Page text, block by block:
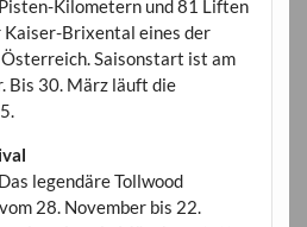
Kilometern und 81 Liften
Brixental eines der
Saisonstart ist am
Bis 30. März läuft die
legendäre Tollwood
28. November bis 22.